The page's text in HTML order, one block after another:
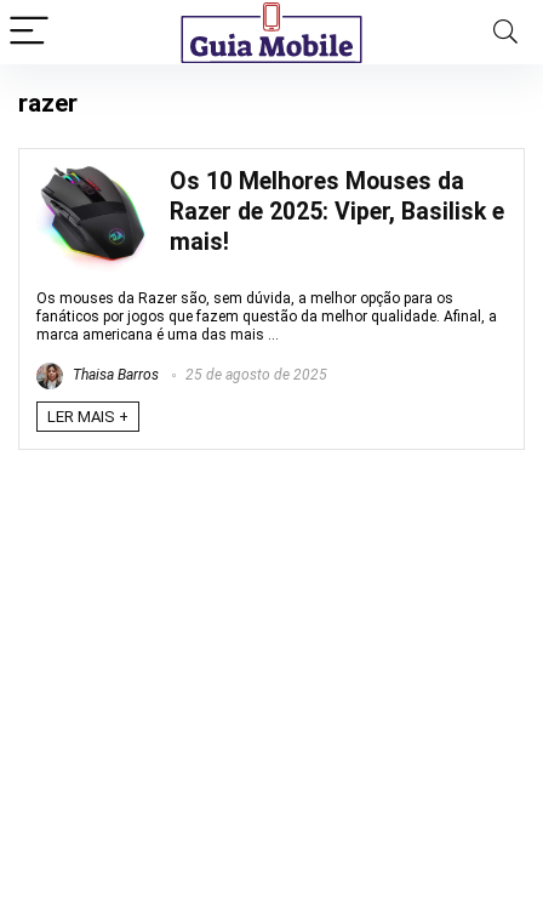
razer
Os 10 Melhores Mouses da
Razer de 2025: Viper, Basilisk e
mais!
Os mouses da Razer são, sem dúvida, a melhor opção para os
fanáticos por jogos que fazem questão da melhor qualidade. Afinal, a
marca americana é uma das mais ...
Thaisa Barros 25 de agosto de 2025
LER MAIS +